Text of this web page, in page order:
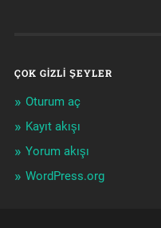
ÇOK GIZLI ŞEYLER
Oturum aç
Kayıt akışı
Yorum akışı
WordPress.org